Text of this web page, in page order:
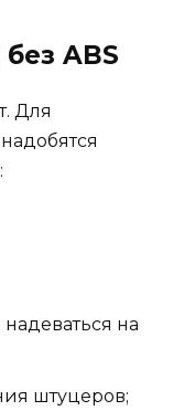
ABS
Для
на
штуцеров;